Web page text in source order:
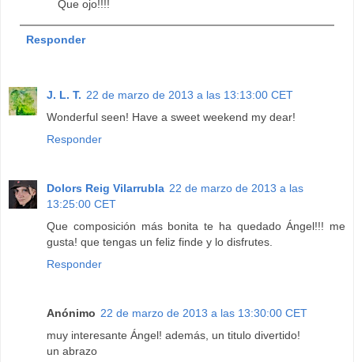
Que ojo!!!!
Responder
J. L. T. 22 de marzo de 2013 a las 13:13:00 CET
Wonderful seen! Have a sweet weekend my dear!
Responder
Dolors Reig Vilarrubla 22 de marzo de 2013 a las
13:25:00 CET
Que composición más bonita te ha quedado Ángel!!! me
gusta! que tengas un feliz finde y lo disfrutes.
Responder
Anónimo 22 de marzo de 2013 a las 13:30:00 CET
muy interesante Ángel! además, un titulo divertido!
un abrazo